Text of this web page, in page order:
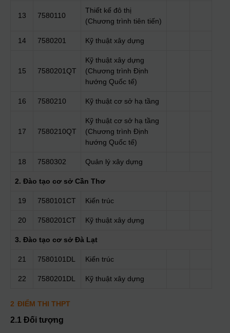
13 7580110
Thiết kế đô thị
(Chương trình tiên tiến)
14 7580201 Kỹ thuật xây dựng
15 7580201QT
Kỹ thuật xây dựng
(Chương trình Định
hướng Quốc tế)
16 7580210 Kỹ thuật cơ sở hạ tầng
17 7580210QT
Kỹ thuật cơ sở hạ tầng
(Chương trình Định
hướng Quốc tế)
18 7580302 Quản lý xây dựng
2. Đào tạo cơ sở Cần Thơ
19 7580101CT Kiến trúc
20 7580201CT Kỹ thuật xây dựng
3. Đào tạo cơ sở Đà Lạt
21 7580101DL Kiến trúc
22 7580201DL Kỹ thuật xây dựng
2 ĐIỂM THI THPT
2.1 Đối tượng